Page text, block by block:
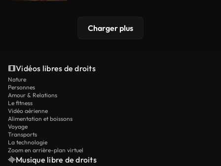
Charger plus
Vidéos libres de droits
Nature
Personnes
Amour & Relations
Le fitness
Vidéo aérienne
Alimentation et boissons
Voyage
Transports
La technologie
Zoom en arrière-plan virtuel
Musique libre de droits